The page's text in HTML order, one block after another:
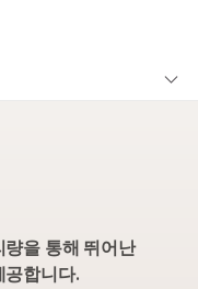
을 통해 뛰어난
공합니다.
인하실 수
전 및 희귀 질환